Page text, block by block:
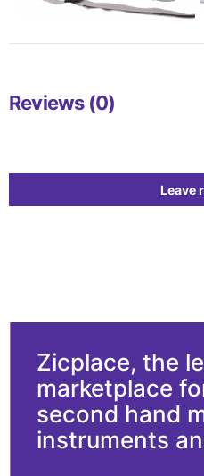
Reviews (0)
Leave
Zicplace, the
marketplace
second hand
instruments